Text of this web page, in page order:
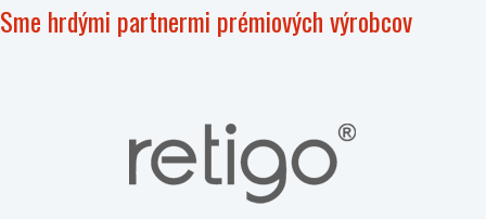
Sme hrdými partnermi prémiových výrobcov